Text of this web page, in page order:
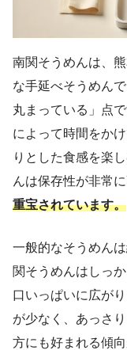
南関そうめんは、
な手延べそうめん
丸まっている」点
によって時間をか
りとした食感を楽
んは保存性が非常
重宝されています。
一般的なそうめん
関そうめんはしっ
口いっぱいに広が
が少なく、あっさ
方にも好まれる傾